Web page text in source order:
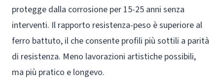
protegge dalla corrosione per 15-25 anni senza
interventi. Il rapporto resistenza-peso è superiore al
ferro battuto, il che consente profili più sottili a parità
di resistenza. Meno lavorazioni artistiche possibili,
ma più pratico e longevo.